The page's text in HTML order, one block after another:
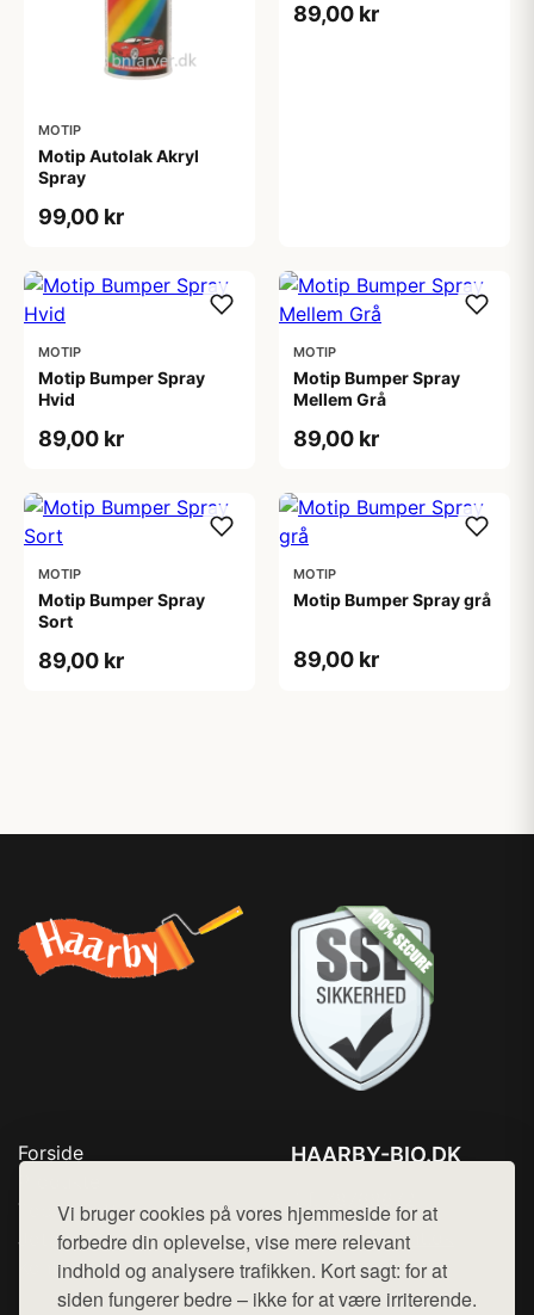
Vi bruger cookies på vores hjemmeside for at
forbedre din oplevelse, vise mere relevant
indhold og analysere trafikken. Kort sagt: for at
siden fungerer bedre – ikke for at være irriterende.
MOTIP
Motip Autolak Akryl
Spray
99,00 kr
89,00 kr
MOTIP
Motip Bumper Spray
Hvid
89,00 kr
MOTIP
Motip Bumper Spray
Mellem Grå
89,00 kr
MOTIP
Motip Bumper Spray
Sort
89,00 kr
MOTIP
Motip Bumper Spray grå
89,00 kr
Forside
Top Rabatter
Jotun maling
Kontakt
HAARBY-BIO.DK
Mail: hej@want.dk
Cookie- og privatlivspolitik